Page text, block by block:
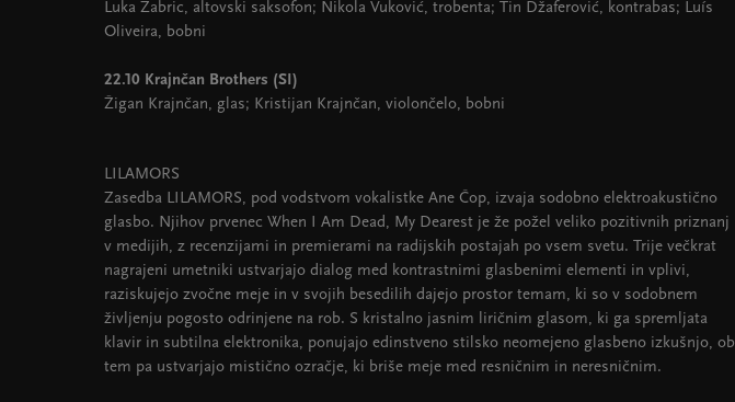
Luka Zabric, altovski saksofon; Nikola Vuković, trobenta; Tin Džaferović, kontrabas; Luís
Oliveira, bobni
22.10 Krajnčan Brothers (SI)
Žigan Krajnčan, glas; Kristijan Krajnčan, violončelo, bobni
LILAMORS
Zasedba LILAMORS, pod vodstvom vokalistke Ane Čop, izvaja sodobno elektroakustično
glasbo. Njihov prvenec When I Am Dead, My Dearest je že požel veliko pozitivnih priznanj
v medijih, z recenzijami in premierami na radijskih postajah po vsem svetu. Trije večkrat
nagrajeni umetniki ustvarjajo dialog med kontrastnimi glasbenimi elementi in vplivi,
raziskujejo zvočne meje in v svojih besedilih dajejo prostor temam, ki so v sodobnem
življenju pogosto odrinjene na rob. S kristalno jasnim liričnim glasom, ki ga spremljata
klavir in subtilna elektronika, ponujajo edinstveno stilsko neomejeno glasbeno izkušnjo, ob
tem pa ustvarjajo mistično ozračje, ki briše meje med resničnim in neresničnim.